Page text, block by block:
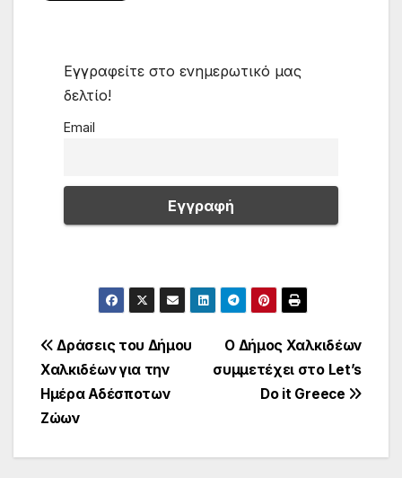
Εγγραφείτε στο ενημερωτικό μας
δελτίο!
Email
Πλοήγηση
άρθρων
Ο Δήμος Χαλκιδέων
συμμετέχει στο Let’s
Do it Greece
Δράσεις του Δήμου
Χαλκιδέων για την
Ημέρα Αδέσποτων
Ζώων